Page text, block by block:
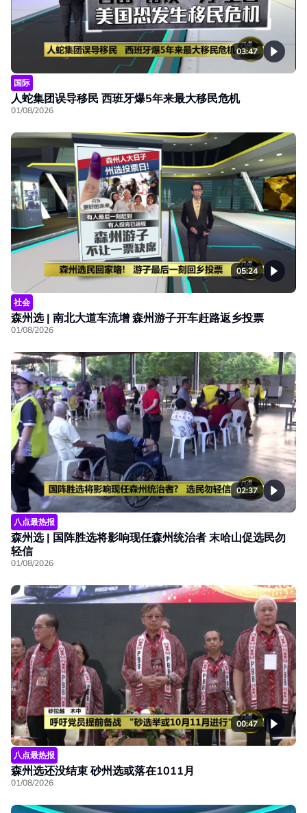
03:47
国际
人蛇集团误导移民 西班牙爆5年来最大移民危机
01/08/2026
05:24
社会
森州选 | 南北大道车流增 森州游子开车赶路返乡投票
01/08/2026
02:37
八点最热报
森州选 | 国阵胜选将影响现任森州统治者 末哈山促选民勿
轻信
01/08/2026
00:47
八点最热报
森州选还没结束 砂州选或落在1011月
01/08/2026